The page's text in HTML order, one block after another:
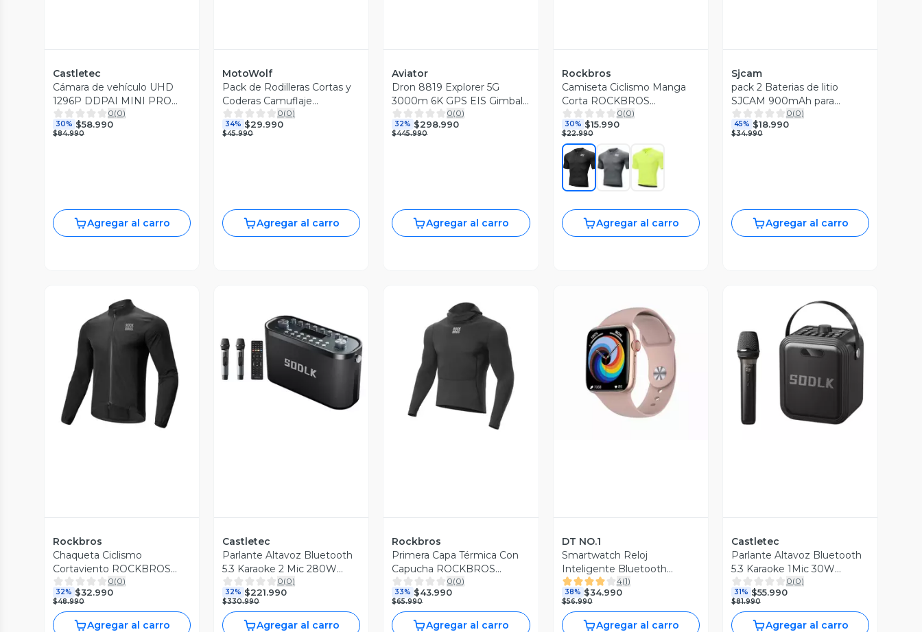
Castletec
Cámara de vehículo UHD
1296P DDPAI MINI PRO
Dash Cam 0(0)
30% $58.990
$84.990
Agregar al carro
MotoWolf
Pack de Rodilleras Cortas y
Coderas Camuflaje
Motowolf 1034HJ-CA
0(0)
34% $29.990
$45.990
Agregar al carro
Aviator
Dron 8819 Explorer 5G
3000m 6K GPS EIS Gimbal
OAS
0(0)
32% $298.990
$445.990
Agregar al carro
Rockbros
Camiseta Ciclismo Manga
Corta ROCKBROS
YDDX007
0(0)
30% $15.990
$22.990
Agregar al carro
Sjcam
pack 2 Baterias de litio
SJCAM 900mAh para
cámara deportiva
SJ4000/SJ5000
0(0)
45% $18.990
$34.990
Agregar al carro
Vista Previa
Rockbros
Chaqueta Ciclismo
Cortaviento ROCKBROS
YPW071
0(0)
32% $32.990
$48.990
Agregar al carro
Vista Previa
Castletec
Parlante Altavoz Bluetooth
5.3 Karaoke 2 Mic 280W
24000mAh IPX5 TWS
SODLK S1271PLUS
0(0)
32% $221.990
$330.990
Agregar al carro
Vista Previa
Rockbros
Primera Capa Térmica Con
Capucha ROCKBROS
YDCX010
0(0)
33% $43.990
$65.990
Agregar al carro
Vista Previa
DT NO.1
Smartwatch Reloj
Inteligente Bluetooth
llamadas DT NO.1 7 - rosa
4(1)
38% $34.990
$56.990
Agregar al carro
Vista Previa
Castletec
Parlante Altavoz Bluetooth
5.3 Karaoke 1Mic 30W
5000mAh IPX7 TWS
SODLK K12
0(0)
31% $55.990
$81.990
Agregar al carro